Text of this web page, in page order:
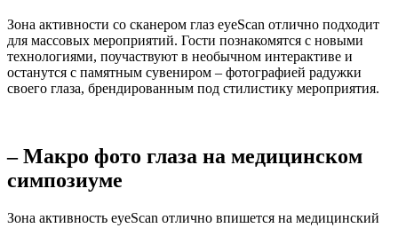
Зона активности со сканером глаз eyeScan отлично подходит
для массовых мероприятий. Гости познакомятся с новыми
технологиями, поучаствуют в необычном интерактиве и
останутся с памятным сувениром – фотографией радужки
своего глаза, брендированным под стилистику мероприятия.
– Макро фото глаза на медицинском
симпозиуме
Зона активность eyeScan отлично впишется на медицинский